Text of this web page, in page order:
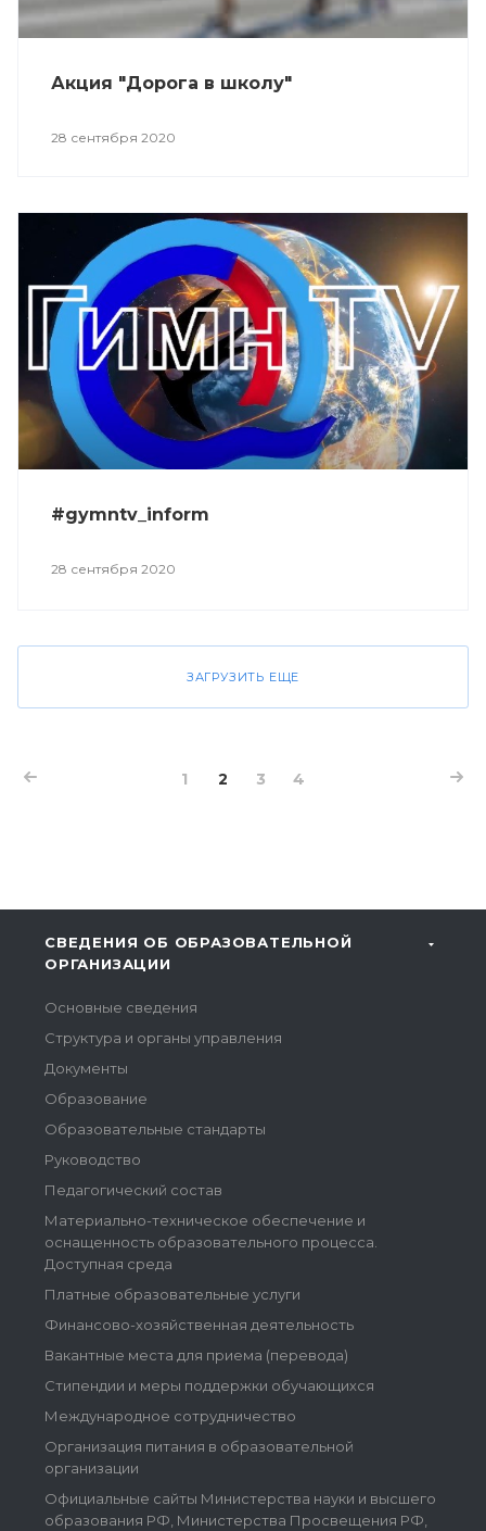
Акция "Дорога в школу"
28 сентября 2020
#gymntv_inform
28 сентября 2020
ЗАГРУЗИТЬ ЕЩЕ
1 2 3 4
СВЕДЕНИЯ ОБ ОБРАЗОВАТЕЛЬНОЙ
ОРГАНИЗАЦИИ
Основные сведения
Структура и органы управления
Документы
Образование
Образовательные стандарты
Руководство
Педагогический состав
Материально-техническое обеспечение и
оснащенность образовательного процесса.
Доступная среда
Платные образовательные услуги
Финансово-хозяйственная деятельность
Вакантные места для приема (перевода)
Стипендии и меры поддержки обучающихся
Международное сотрудничество
Организация питания в образовательной
организации
Официальные сайты Министерства науки и высшего
образования РФ, Министерства Просвещения РФ,